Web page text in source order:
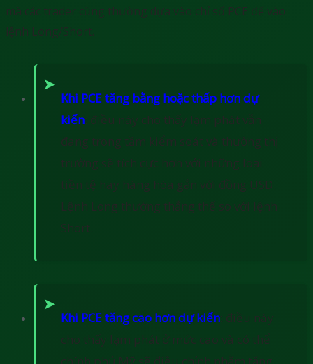
mà các trader cũng thường dựa vào chỉ số PCE để vào
lệnh Long/Short.
Khi PCE tăng bằng hoặc thấp hơn dự
kiến: điều này cho thấy lạm phát vẫn
đang trong tầm kiểm soát và thường thị
trường sẽ tích cực hơn với những loại
tiền tệ hay hàng hóa gắn với đồng USD.
Lệnh Long thường thắng thế so với lệnh
Short.
Khi PCE tăng cao hơn dự kiến: điều này
cho thấy lạm phát ở mức cao và có thể